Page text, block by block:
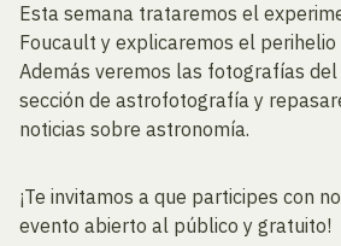
Esta semana trataremos el
Foucault y explicaremos el
Además veremos las fotografías
sección de astrofotografía y
noticias sobre astronomía.
¡Te invitamos a que participes con
evento abierto al público y gratuito!